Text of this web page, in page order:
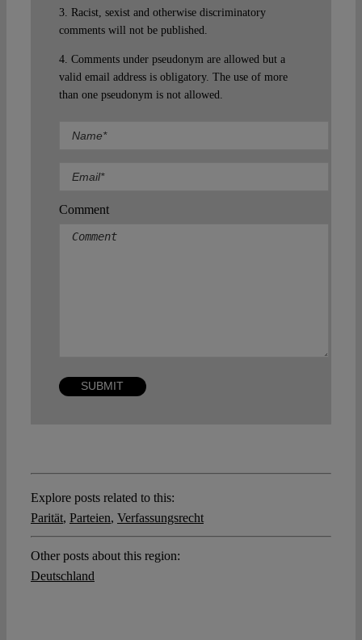
3. Racist, sexist and otherwise discriminatory
comments will not be published.
4. Comments under pseudonym are allowed but a
valid email address is obligatory. The use of more
than one pseudonym is not allowed.
Comment
Explore posts related to this:
Parität, Parteien, Verfassungsrecht
Other posts about this region:
Deutschland